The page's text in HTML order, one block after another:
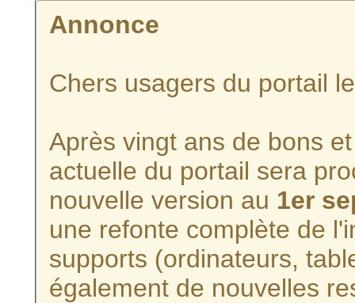
Annonce
Chers usagers du portail
Après vingt ans de bons
actuelle du portail sera
nouvelle version au 1er
une refonte complète de
supports (ordinateurs,
également de nouvelles